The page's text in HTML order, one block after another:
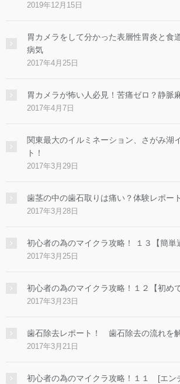
2019年12月15日
胃カメラをして分かった表層性胃炎と食
病気
2017年4月25日
胃カメラが怖い人必見！苦痛ゼロ？静脈
2017年4月7日
関東最大のイルミネーション、さがみ湖
ト！
2017年3月29日
歯茎の中の歯石取りは痛い？体験レポー
2017年3月28日
初心者の為のマイクラ攻略！ １３【簡単
2017年3月25日
初心者の為のマイクラ攻略！１２【初め
2017年3月23日
歯石除去レポート！ 歯石除去の流れを
2017年3月21日
初心者の為のマイクラ攻略！１１ [エン